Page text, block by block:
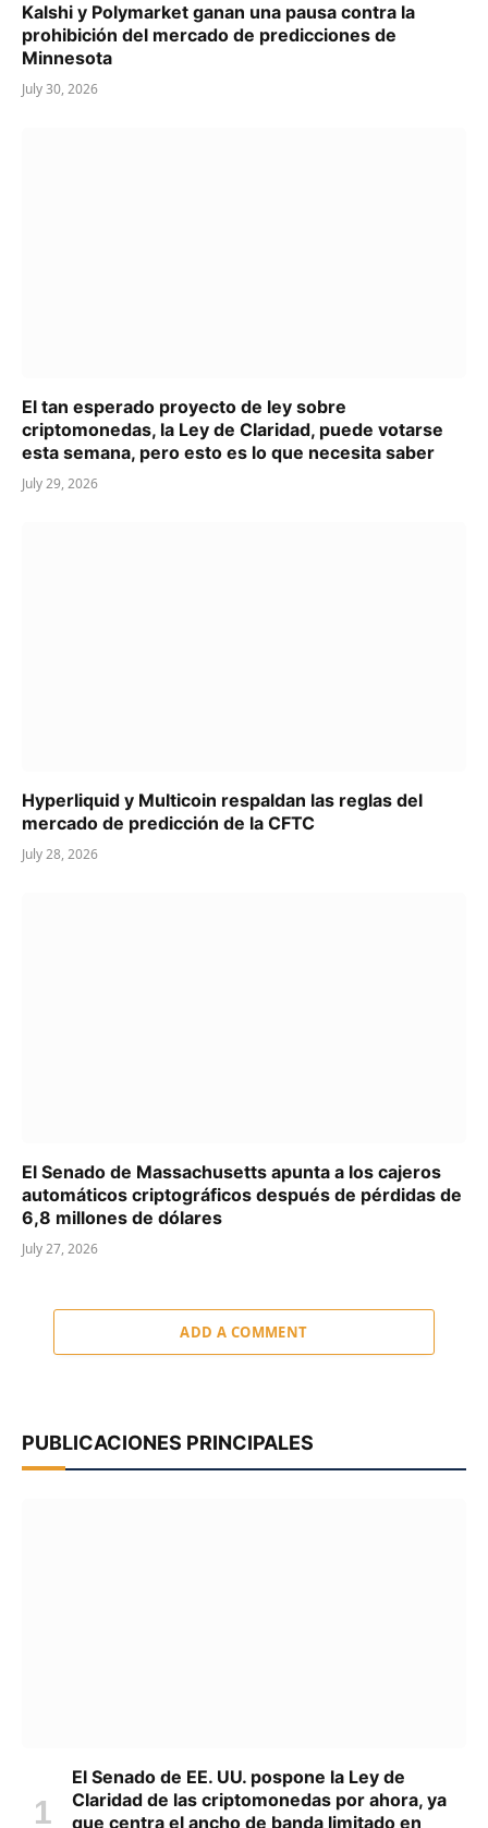
Kalshi y Polymarket ganan una pausa contra la
prohibición del mercado de predicciones de
Minnesota
July 30, 2026
El tan esperado proyecto de ley sobre
criptomonedas, la Ley de Claridad, puede votarse
esta semana, pero esto es lo que necesita saber
July 29, 2026
Hyperliquid y Multicoin respaldan las reglas del
mercado de predicción de la CFTC
July 28, 2026
El Senado de Massachusetts apunta a los cajeros
automáticos criptográficos después de pérdidas de
6,8 millones de dólares
July 27, 2026
ADD A COMMENT
PUBLICACIONES PRINCIPALES
El Senado de EE. UU. pospone la Ley de
Claridad de las criptomonedas por ahora, ya
que centra el ancho de banda limitado en